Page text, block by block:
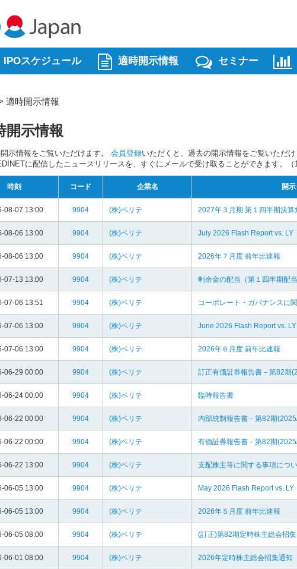
IPOスケジュール 適時開示情報 セミナー
適時開示情報
開示情報
示情報をご覧いただけます。 会員登録いただくと、過去の開示情報をご覧いただ
に配信したニュースリリースを、すぐにメールで受け取ることができます。（
時刻 コード 企業名 開
08-07 13:00 9904 (株)ベリテ 2027年３月期 第１四半期決算
08-06 13:00 9904 (株)ベリテ July 2026 Flash Report vs. LY
08-06 13:00 9904 (株)ベリテ 2026年７月度 前年比速報
07-13 13:00 9904 (株)ベリテ 剰余金の配当（第１四半期配
07-06 13:51 9904 (株)ベリテ コーポレート・ガバナンスに
07-06 13:00 9904 (株)ベリテ June 2026 Flash Report vs. LY
07-06 13:00 9904 (株)ベリテ 2026年６月度 前年比速報
06-29 00:00 9904 (株)ベリテ 訂正有価証券報告書－第82期
06-24 00:00 9904 (株)ベリテ 臨時報告書
06-22 00:00 9904 (株)ベリテ 内部統制報告書－第82期
06-22 00:00 9904 (株)ベリテ 有価証券報告書－第82期
06-22 13:00 9904 (株)ベリテ 支配株主等に関する事項につ
06-05 13:00 9904 (株)ベリテ May 2026 Flash Report vs. LY
06-05 13:00 9904 (株)ベリテ 2026年５月度 前年比速報
06-05 08:00 9904 (株)ベリテ (訂正)第82期定時株主総会招
06-01 08:00 9904 (株)ベリテ 2026年定時株主総会招集通知